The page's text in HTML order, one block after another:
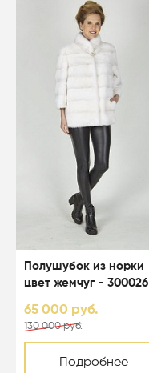
Полушубок из норки
цвет жемчуг - 300026
65 000 руб.
130 000 руб.
Подробнее